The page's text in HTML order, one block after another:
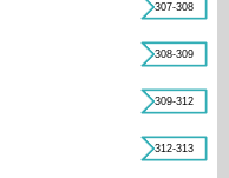
307-308
308-309
309-312
312-313